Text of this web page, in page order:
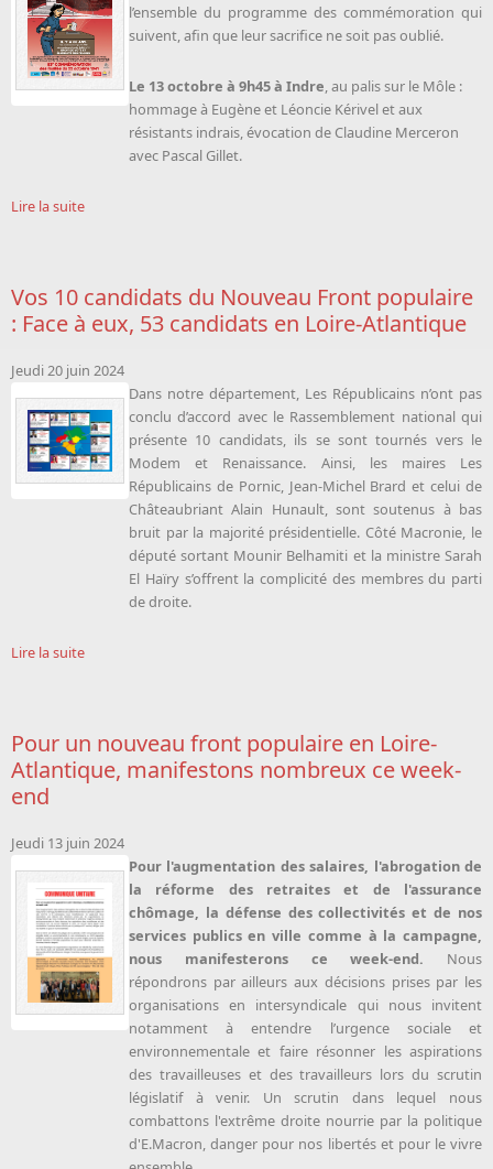
l’ensemble du programme des commémoration qui
suivent, afin que leur sacrifice ne soit pas oublié.
Le 13 octobre à 9h45 à Indre, au palis sur le Môle :
hommage à Eugène et Léoncie Kérivel et aux
résistants indrais, évocation de Claudine Merceron
avec Pascal Gillet.
Lire la suite
Vos 10 candidats du Nouveau Front populaire
: Face à eux, 53 candidats en Loire-Atlantique
Jeudi 20 juin 2024
Dans notre département, Les Républicains n’ont pas
conclu d’accord avec le Rassemblement national qui
présente 10 candidats, ils se sont tournés vers le
Modem et Renaissance. Ainsi, les maires Les
Républicains de Pornic, Jean-Michel Brard et celui de
Châteaubriant Alain Hunault, sont soutenus à bas
bruit par la majorité présidentielle. Côté Macronie, le
député sortant Mounir Belhamiti et la ministre Sarah
El Haïry s’offrent la complicité des membres du parti
de droite.
Lire la suite
Pour un nouveau front populaire en Loire-
Atlantique, manifestons nombreux ce week-
end
Jeudi 13 juin 2024
Pour l'augmentation des salaires, l'abrogation de
la réforme des retraites et de l'assurance
chômage, la défense des collectivités et de nos
services publics en ville comme à la campagne,
nous manifesterons ce week-end. Nous
répondrons par ailleurs aux décisions prises par les
organisations en intersyndicale qui nous invitent
notamment à entendre l’urgence sociale et
environnementale et faire résonner les aspirations
des travailleuses et des travailleurs lors du scrutin
législatif à venir. Un scrutin dans lequel nous
combattons l'extrême droite nourrie par la politique
d'E.Macron, danger pour nos libertés et pour le vivre